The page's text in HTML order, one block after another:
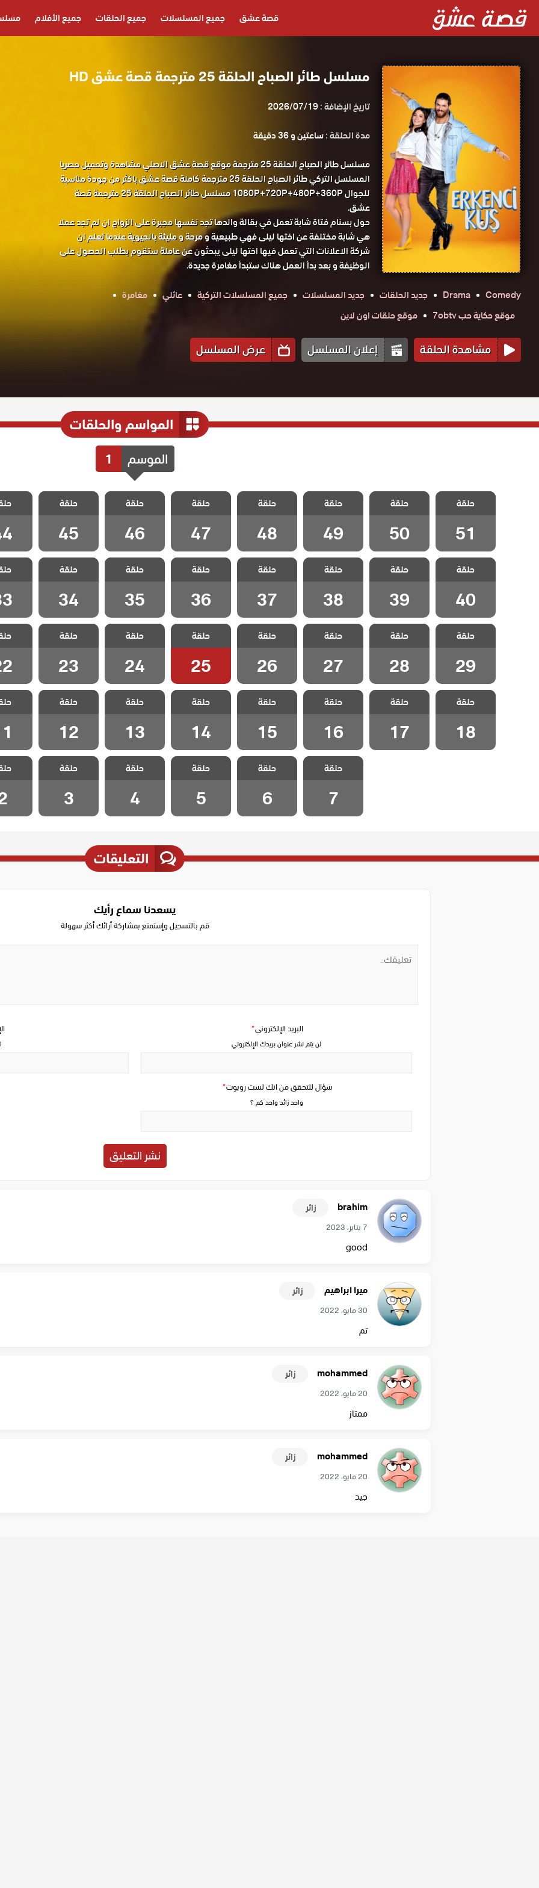
قصة عشق جميع المسلسلات جميع الحلقات جميع الأفلام
مسلسل طائر الصباح الحلقة 25 مترجمة قصة عشق HD
تاريخ الإضافة :2026/07/19
مدة الحلقة :ساعتين و 36 دقيقة
مسلسل طائر الصباح الحلقة 25 مترجمة موقع قصة عشق الاصلي مشاهدة وتحميل حصريا
المسلسل التركي طائر الصباح الحلقة 25 مترجمة كاملة قصة عشق باكثر من جودة مناسبة
للجوال 1080P+720P+480P+360P مسلسل طائر الصباح الحلقة 25 مترجمة قصة
عشق.
حول بسنام فتاة شابة تعمل في بقالة والدها تجد نفسها مجبرة على الزواج ان لم تجد عملا
هي شابة مختلفة عن اختها ليلى فهي طبيعية و مرحة و مليئة بالحيوية عندما تعلم ان
شركة الاعلانات التي تعمل فيها اختها ليلى يبحثون عن عاملة ستقوم بطلب الحصول على
الوظيفة و بعد بدأ العمل هناك ستبدأ مغامرة جديدة.
Comedy
Drama جديد الحلقات جديد المسلسلات جميع المسلسلات التركية عائلي
مغامرة
موقع حكاية حب 7obtv
موقع حلقات اون لاين
مشاهدة الحلقة إعلان المسلسل عرض المسلسل
المواسم والحلقات
الموسم 1
مسلسل طائر
الصباح الحلقة
51 والاخيرة
حلقة
51
مسلسل طائر
الصباح الحلقة
50
حلقة
50
مسلسل طائر
الصباح الحلقة
49
حلقة
49
مسلسل طائر
الصباح الحلقة
48
حلقة
48
مسلسل طائر
الصباح الحلقة
47
حلقة
47
مسلسل طائر
الصباح الحلقة
46
حلقة
46
مسلسل طائر
الصباح الحلقة
45
حلقة
45
مسلسل طائر
الصباح الحلقة
40
حلقة
40
مسلسل طائر
الصباح الحلقة
39
حلقة
39
مسلسل طائر
الصباح الحلقة
38
حلقة
38
مسلسل طائر
الصباح الحلقة
37
حلقة
37
مسلسل طائر
الصباح الحلقة
36
حلقة
36
مسلسل طائر
الصباح الحلقة
35
حلقة
35
مسلسل طائر
الصباح الحلقة
34
حلقة
34
مسلسل طائر
الصباح الحلقة
29
حلقة
29
مسلسل طائر
الصباح الحلقة
28
حلقة
28
مسلسل طائر
الصباح الحلقة
27
حلقة
27
مسلسل طائر
الصباح الحلقة
26
حلقة
26
مسلسل طائر
الصباح الحلقة
25
حلقة
25
مسلسل طائر
الصباح الحلقة
24
حلقة
24
مسلسل طائر
الصباح الحلقة
23
حلقة
23
مسلسل طائر
الصباح الحلقة
18
حلقة
18
مسلسل طائر
الصباح الحلقة
17
حلقة
17
مسلسل طائر
الصباح الحلقة
16
حلقة
16
مسلسل طائر
الصباح الحلقة
15
حلقة
15
مسلسل طائر
الصباح الحلقة
14
حلقة
14
مسلسل طائر
الصباح الحلقة
13
حلقة
13
مسلسل طائر
الصباح الحلقة
12
حلقة
12
مسلسل طائر
الصباح الحلقة 7
حلقة
7
مسلسل طائر
الصباح الحلقة 6
حلقة
6
مسلسل طائر
الصباح الحلقة 5
حلقة
5
مسلسل طائر
الصباح الحلقة 4
حلقة
4
مسلسل طائر
الصباح الحلقة 3
حلقة
3
الصباح
التعليقات
يسعدنا سماع رأيك
قم بالتسجيل وإستمتع بمشاركة أرائك أكثر سهولة
سؤال للتحقق من انك لست روبوت*
واحد زائد واحد كم ؟
البريد الإلكتروني*
لن يتم نشر عنوان بريدك الإلكتروني
brahim زائر
7 يناير، 2023
good
ميرا ابراهيم زائر
30 مايو، 2022
تم
mohammed زائر
20 مايو، 2022
ممتاز
mohammed زائر
20 مايو، 2022
جيد